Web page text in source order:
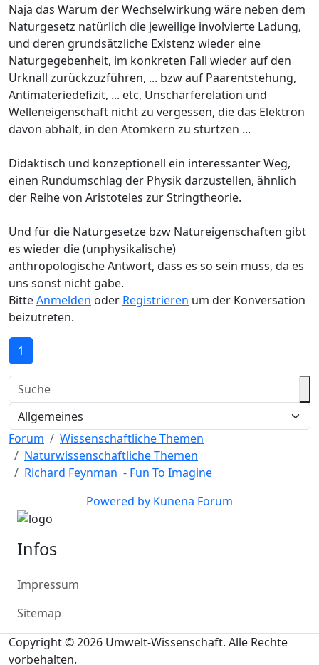
Naja das Warum der Wechselwirkung wäre neben dem
Naturgesetz natürlich die jeweilige involvierte Ladung,
und deren grundsätzliche Existenz wieder eine
Naturgegebenheit, im konkreten Fall wieder auf den
Urknall zurückzuzführen, ... bzw auf Paarentstehung,
Antimateriedefizit, ... etc, Unschärferelation und
Welleneigenschaft nicht zu vergessen, die das Elektron
davon abhält, in den Atomkern zu stürtzen ...
Didaktisch und konzeptionell ein interessanter Weg,
einen Rundumschlag der Physik darzustellen, ähnlich
der Reihe von Aristoteles zur Stringtheorie.
Und für die Naturgesetze bzw Natureigenschaften gibt
es wieder die (unphysikalische)
anthropologische Antwort, dass es so sein muss, da es
uns sonst nicht gäbe.
BitteAnmelden oder Registrieren um der Konversation
beizutreten.
1
Forum
Wissenschaftliche Themen
Naturwissenschaftliche Themen
Richard Feynman - Fun To Imagine
Powered by Kunena Forum
Infos
Impressum
Sitemap
Copyright © 2026 Umwelt-Wissenschaft. Alle Rechte
vorbehalten.